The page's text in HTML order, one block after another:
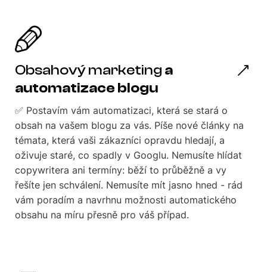
Obsahový marketing a
automatizace blogu
✅ Postavím vám automatizaci, která se stará o
obsah na vašem blogu za vás. Píše nové články na
témata, která vaši zákazníci opravdu hledají, a
oživuje staré, co spadly v Googlu. Nemusíte hlídat
copywritera ani termíny: běží to průběžně a vy
řešíte jen schválení. Nemusíte mít jasno hned - rád
vám poradím a navrhnu možnosti automatického
obsahu na míru přesně pro váš případ.